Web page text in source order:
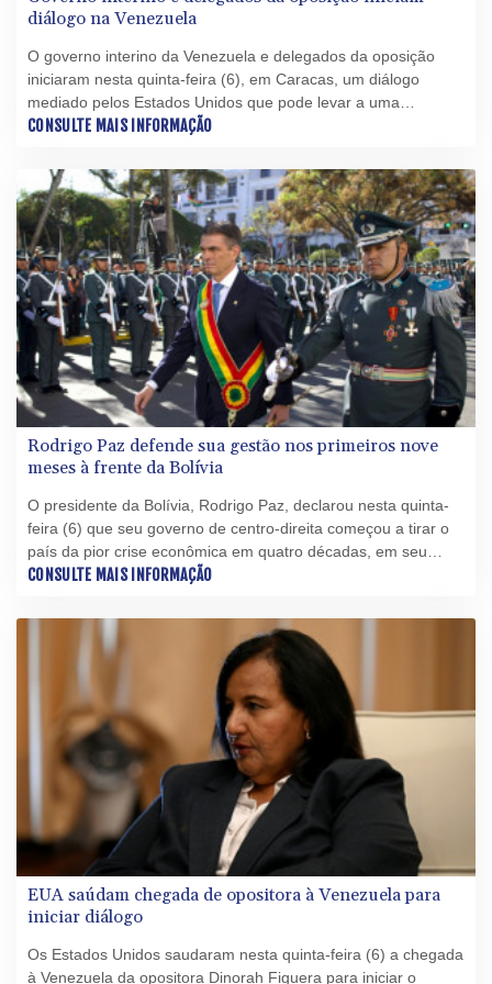
diálogo na Venezuela
O governo interino da Venezuela e delegados da oposição
iniciaram nesta quinta-feira (6), em Caracas, um diálogo
mediado pelos Estados Unidos que pode levar a uma
transição política e à realização de eleições, constatou um
CONSULTE MAIS INFORMAÇÃO
Rodrigo Paz defende sua gestão nos primeiros nove
meses à frente da Bolívia
O presidente da Bolívia, Rodrigo Paz, declarou nesta quinta-
feira (6) que seu governo de centro-direita começou a tirar o
país da pior crise econômica em quatro décadas, em seu
primeiro discurso à nação desde que assumiu o cargo, há
CONSULTE MAIS INFORMAÇÃO
EUA saúdam chegada de opositora à Venezuela para
iniciar diálogo
Os Estados Unidos saudaram nesta quinta-feira (6) a chegada
à Venezuela da opositora Dinorah Figuera para iniciar o